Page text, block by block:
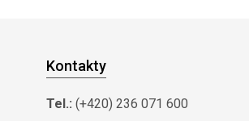
Kontakty
Tel.: (+420) 236 071 600